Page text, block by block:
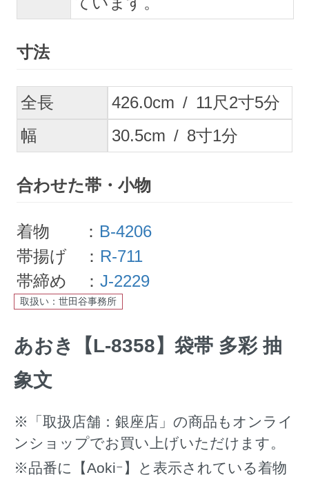
寸法
全長 426.0cm / 11尺2寸5分
幅
30.5cm / 8寸1分
合わせた帯・小物
着物 ： B-4206
帯揚げ ： R-711
帯締め ：J-2229
取扱い：世田谷事務所
あおき【L-8358】袋帯 多彩 抽
象文
※「取扱店舗：銀座店」の商品もオンライ
ンショップでお買い上げいただけます。
※品番に【Aokiｰ】と表示されている着物